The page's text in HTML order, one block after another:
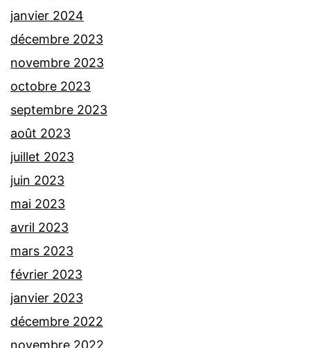
janvier 2024
décembre 2023
novembre 2023
octobre 2023
septembre 2023
août 2023
juillet 2023
juin 2023
mai 2023
avril 2023
mars 2023
février 2023
janvier 2023
décembre 2022
novembre 2022